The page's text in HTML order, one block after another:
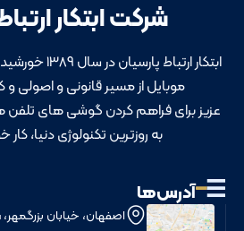
شرکت ابتکار
ابتکار
موبایل از مسیر قانونی و
عزیز برای فراهم کردن گوشی های تلفن
به روزترین تکنولوژی دنیا، کار
آدرس‌ها
اصفهان، خیابان